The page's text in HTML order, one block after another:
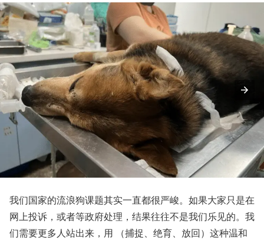
我们国家的流浪狗课题其实一直都很严峻。如果大家只是在
网上投诉，或者等政府处理，结果往往不是我们乐见的。我
们需要更多人站出来，用 （捕捉、绝育、放回）这种温和